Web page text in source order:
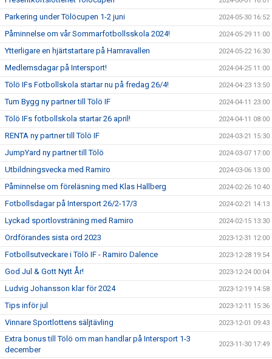
Parkering under Tölöcupen 1-2 juni 2024-05-30 16:52
Påminnelse om vår Sommarfotbollsskola 2024! 2024-05-29 11:00
Ytterligare en hjärtstartare på Hamravallen 2024-05-22 16:30
Medlemsdagar på Intersport! 2024-04-25 11:00
Tölö IFs Fotbollskola startar nu på fredag 26/4! 2024-04-23 13:50
Tum Bygg ny partner till Tölö IF 2024-04-11 23:00
Tölö IFs fotbollskola startar 26 april! 2024-04-11 08:00
RENTA ny partner till Tölö IF 2024-03-21 15:30
JumpYard ny partner till Tölö 2024-03-07 17:00
Utbildningsvecka med Ramiro 2024-03-06 13:00
Påminnelse om föreläsning med Klas Hallberg 2024-02-26 10:40
Fotbollsdagar på Intersport 26/2-17/3 2024-02-21 14:13
Lyckad sportlovsträning med Ramiro 2024-02-15 13:30
Ordförandes sista ord 2023 2023-12-31 12:00
Fotbollsutveckare i Tölö IF - Ramiro Dalence 2023-12-28 19:54
God Jul & Gott Nytt År! 2023-12-24 00:04
Ludvig Johansson klar för 2024 2023-12-19 14:58
Tips inför jul 2023-12-11 15:36
Vinnare Sportlottens säljtävling 2023-12-01 09:43
Extra bonus till Tölö om man handlar på Intersport 1-3
december
2023-11-30 17:49